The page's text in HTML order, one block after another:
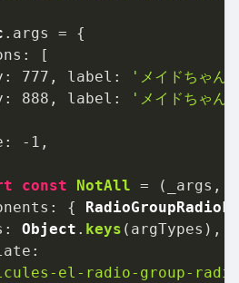
. args
: [
: 777 , label :
'メイドちゃん
: 888 , label :
'メイドちゃん
: - 1 ,
const NotAll = (
_args,
: {
: Object . keys
el-radio-group-